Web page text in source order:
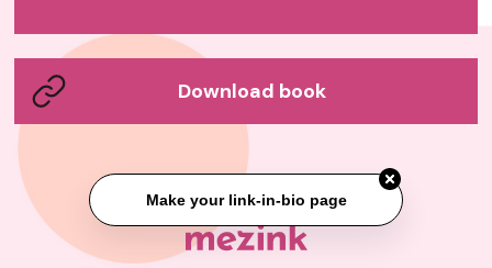
Download book
Make your link-in-bio page